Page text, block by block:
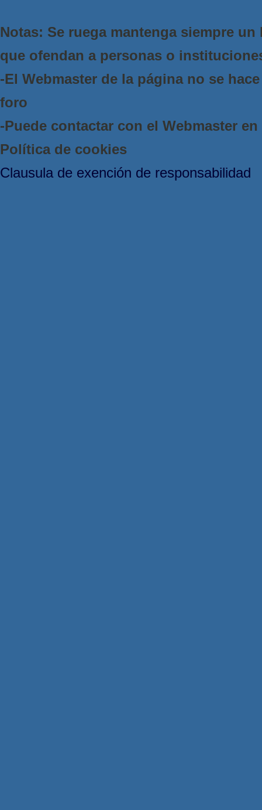
Notas: Se ruega mantenga siempre
que ofendan a personas o
-El Webmaster de la página no se
foro
-Puede contactar con el Webmaster
Política de cookies
Clausula de exención de responsabilidad